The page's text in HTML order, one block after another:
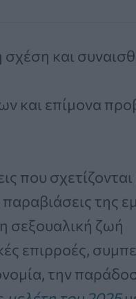
και
και επίμονα
που
της
σεξουαλική ζωή
επιρροές,
την